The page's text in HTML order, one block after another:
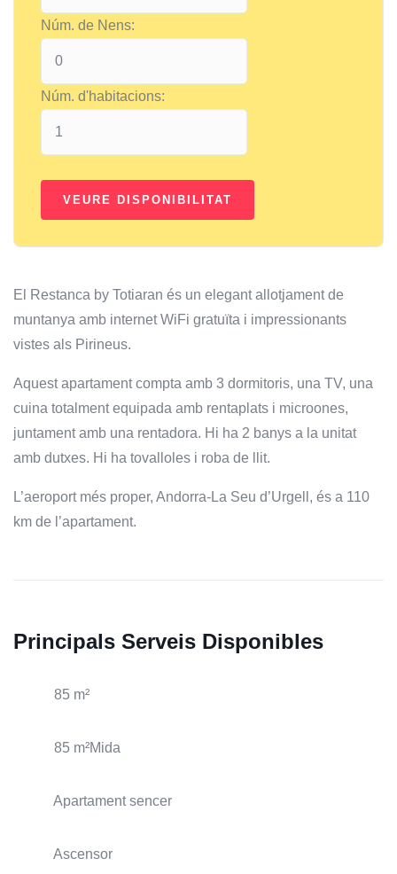
Núm. de Nens:
Núm. d'habitacions:
El Restanca by Totiaran és un elegant allotjament de
muntanya amb internet WiFi gratuïta i impressionants
vistes als Pirineus.
Aquest apartament compta amb 3 dormitoris, una TV, una
cuina totalment equipada amb rentaplats i microones,
juntament amb una rentadora. Hi ha 2 banys a la unitat
amb dutxes. Hi ha tovalloles i roba de llit.
L’aeroport més proper, Andorra-La Seu d’Urgell, és a 110
km de l’apartament.
Principals Serveis Disponibles
85 m²
85 m²Mida
Apartament sencer
Ascensor